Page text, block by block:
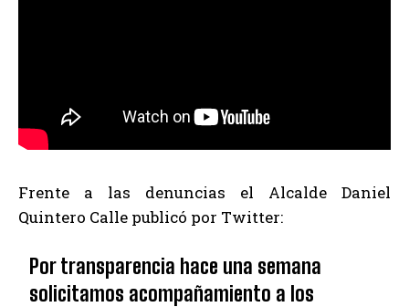
Frente a las denuncias el Alcalde Daniel
Quintero Calle publicó por Twitter:
Por transparencia hace una semana
solicitamos acompañamiento a los